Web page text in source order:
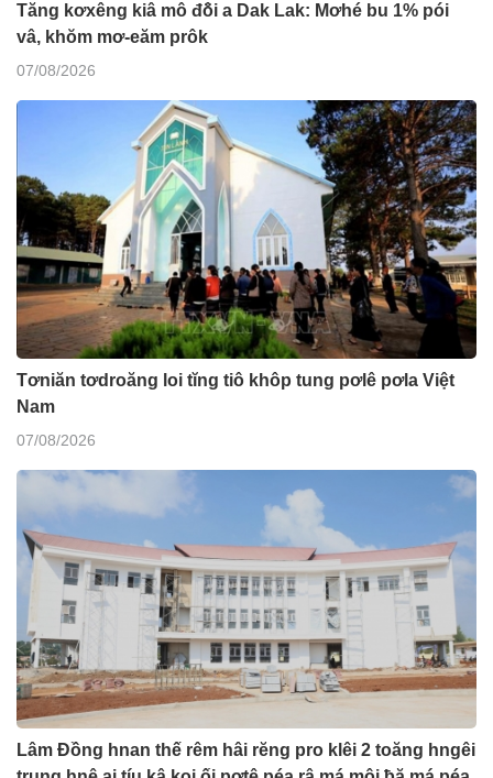
Tăng kơxêng kiâ mô đô̆i a Dak Lak: Mơhé bu 1% pói
vâ, khŏm mơ-eăm prôk
07/08/2026
Tơniăn tơdroăng loi tĭng tiô khôp tung pơlê pơla Việt
Nam
07/08/2026
Lâm Đồng hnan thế rêm hâi rĕng pro klêi 2 toăng hngêi